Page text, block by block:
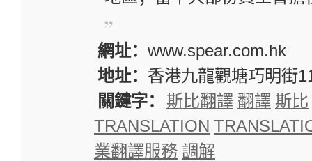
網址： www.spear.com.hk
地址： 香港九龍觀塘巧明街
關鍵字：
斯比翻譯 翻譯 斯比
TRANSLATION
業翻譯服務 調解